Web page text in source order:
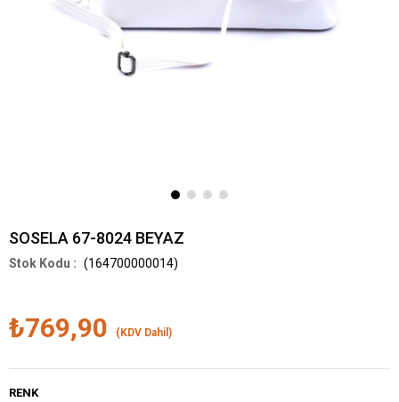
SOSELA 67-8024 BEYAZ
(164700000014)
₺769,90 (KDV Dahil)
RENK